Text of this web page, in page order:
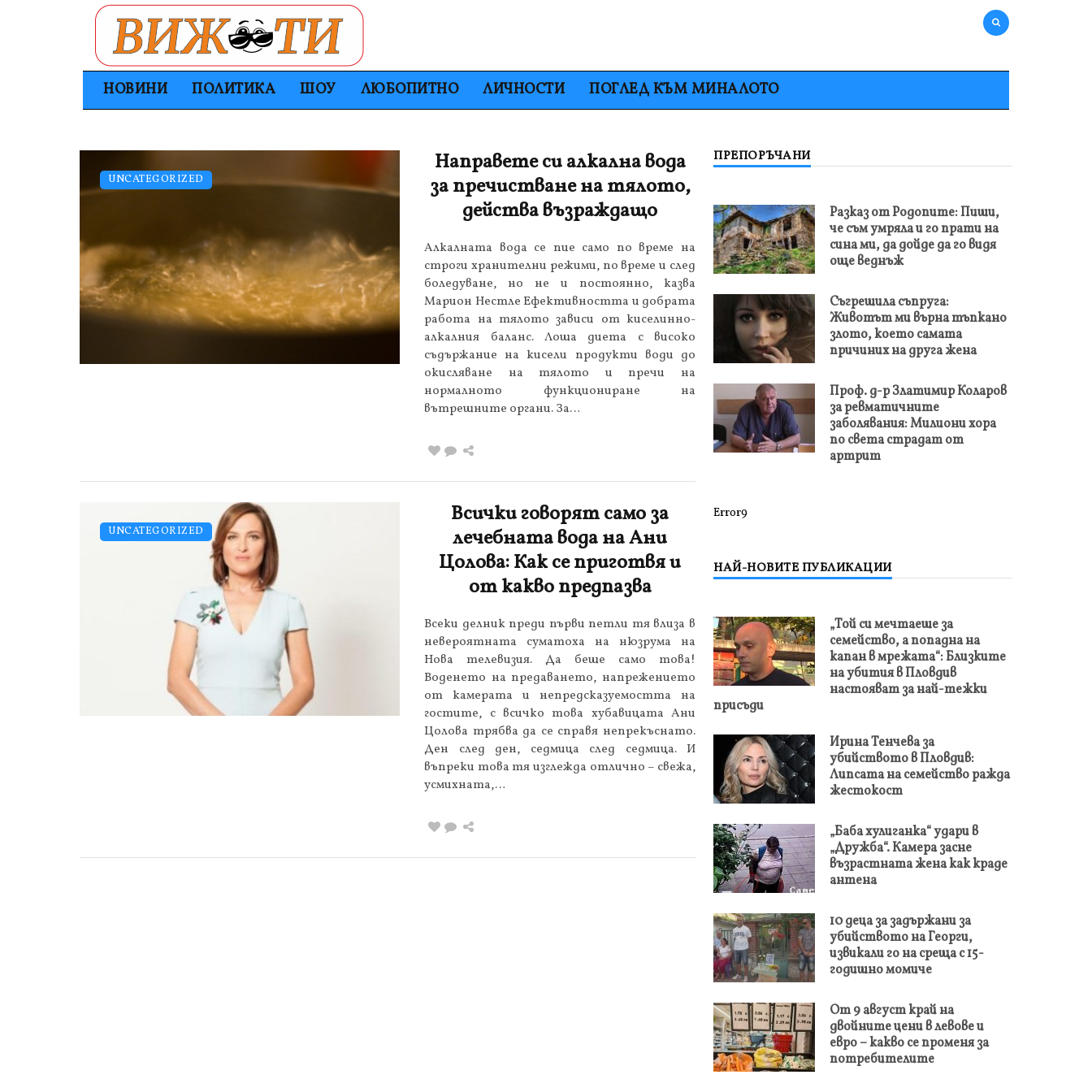
НОВИНИ ПОЛИТИКА ШОУ ЛЮБОПИТНО ЛИЧНОСТИ ПОГЛЕД КЪМ МИНАЛОТО
UNCATEGORIZED
Направете си алкална вода
за пречистване на тялото,
действа възраждащо
Алкалната вода се пие само по време на
строги хранителни режими, по време и след
боледуване, но не и постоянно, казва
Марион Нестле Ефективността и добрата
работа на тялото зависи от киселинно-
алкалния баланс. Лоша диета с високо
съдържание на кисели продукти води до
окисляване на тялото и пречи на
нормалното функциониране на
вътрешните органи. За…
UNCATEGORIZED
Всички говорят само за
лечебната вода на Ани
Цолова: Как се приготвя и
от какво предпазва
Всеки делник преди първи петли тя влиза в
невероятната суматоха на нюзрума на
Нова телевизия. Да беше само това!
Воденето на предаването, напрежението
от камерата и непредсказуемостта на
гостите, с всичко това хубавицата Ани
Цолова трябва да се справя непрекъснато.
Ден след ден, седмица след седмица. И
въпреки това тя изглежда отлично – свежа,
усмихната,…
ПРЕПОРЪЧАНИ
Разказ от Родопите: Пиши,
че съм умряла и го прати на
сина ми, да дойде да го видя
още веднъж
Съгрешила съпруга:
Животът ми върна тъпкано
злото, което самата
причиних на друга жена
Проф. д-р Златимир Коларов
за ревматичните
заболявания: Милиони хора
по света страдат от
артрит
Error9
НАЙ-НОВИТЕ ПУБЛИКАЦИИ
„Той си мечтаеше за
семейство, а попадна на
капан в мрежата“: Близките
на убития в Пловдив
настояват за най-тежки
присъди
Ирина Тенчева за
убийството в Пловдив:
Липсата на семейство ражда
жестокост
„Баба хулиганка“ удари в
„Дружба“. Камера засне
възрастната жена как краде
антена
10 деца за задържани за
убийството на Георги,
извикали го на среща с 15-
годишно момиче
От 9 август край на
двойните цени в левове и
евро – какво се променя за
потребителите